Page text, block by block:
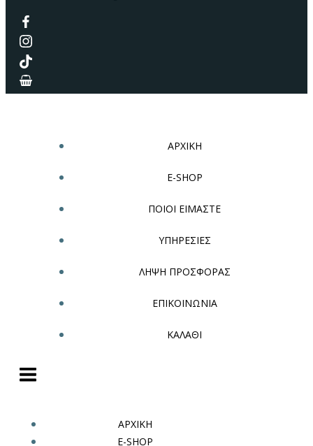
ΑΡΧΙΚΗ
E-SHOP
ΠΟΙΟΙ ΕΙΜΑΣΤΕ
ΥΠΗΡΕΣΙΕΣ
ΛΗΨΗ ΠΡΟΣΦΟΡΑΣ
ΕΠΙΚΟΙΝΩΝΙΑ
ΚΑΛΑΘΙ
ΑΡΧΙΚΗ
E-SHOP